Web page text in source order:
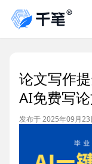
论文写作
AI免费写
发布于 2025年09月23